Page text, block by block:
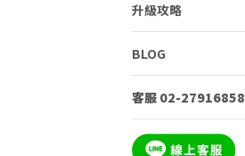
升級攻略
BLOG
客服 02-27916858